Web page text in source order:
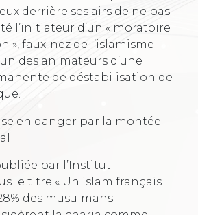
derrière ses airs de ne pas
l’initiateur d’un « moratoire
», faux-nez de l’islamisme
des animateurs d’une
de déstabilisation de
en danger par la montée
par l’Institut
le titre « Un islam français
des musulmans